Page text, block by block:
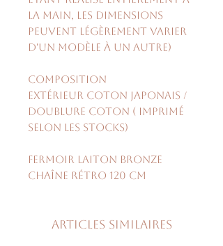
la main, les dimensions
peuvent légèrement varier
d'un modèle à un autre)
Composition
Extérieur coton japonais /
doublure coton ( imprimé
selon les stocks)
fermoir laiton bronze
chaîne rétro 120 cm
Articles similaires